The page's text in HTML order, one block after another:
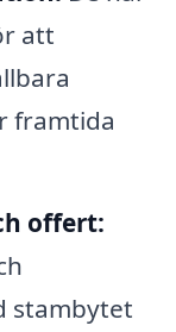
att
framtida
offert:
stambytet